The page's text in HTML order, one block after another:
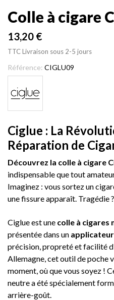
Colle à cigare
13,20 €
TTCLivraison sous 2-5 jours
Référence: CIGLU09
Ciglue : La
Réparation de
Découvrez la colle à cigare
indispensable que tout
Imaginez : vous sortez un
une fissure apparaît. Tragédie
Ciglue est une colle à
présentée dans un
précision, propreté et facilité
Allemagne, cet outil de poche
moment, où que vous soyez !
neutre a été spécialement
arrière-goût.